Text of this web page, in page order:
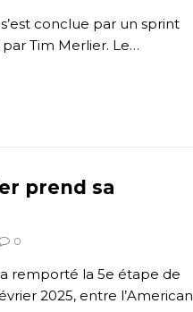
conclue par un sprint
Tim Merlier. Le…
prend sa
0
remporté la 5e étape de
2025, entre l’American